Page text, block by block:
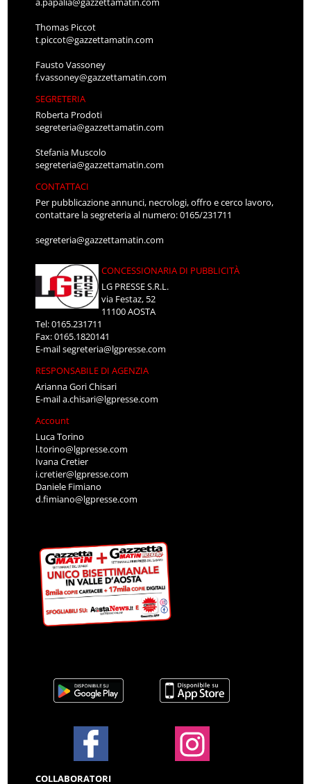
Thomas Piccot
t.piccot@gazzettamatin.com
Fausto Vassoney
f.vassoney@gazzettamatin.com
SEGRETERIA
Roberta Prodoti
segreteria@gazzettamatin.com
Stefania Muscolo
segreteria@gazzettamatin.com
CONTATTACI
Per pubblicazione annunci, necrologi, offro e cerco lavoro,
contattare la segreteria al numero: 0165/231711
segreteria@gazzettamatin.com
CONCESSIONARIA DI PUBBLICITÀ
LG PRESSE S.R.L.
via Festaz, 52
11100 AOSTA
Tel: 0165.231711
Fax: 0165.1820141
E-mailsegreteria@lgpresse.com
RESPONSABILE DI AGENZIA
Arianna Gori Chisari
E-maila.chisari@lgpresse.com
Account
Luca Torino
l.torino@lgpresse.com
Ivana Cretier
i.cretier@lgpresse.com
Daniele Fimiano
d.fimiano@lgpresse.com
COLLABORATORI